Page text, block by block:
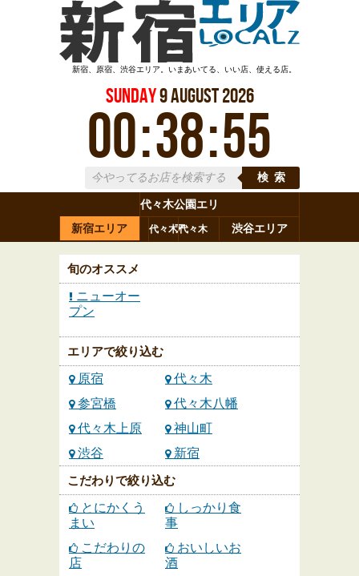
新宿、原宿、渋谷エリア。いまあいてる、いい店、使える店。
Sunday9August2026
00:38:55
検索
新宿エリア
代々木公園エリ
ア
渋谷エリア
原宿 代々木参宮橋
代々木
八幡
代々木
上原 神山町 渋谷 新宿
旬のオススメ
ニューオー
プン
エリアで絞り込む
原宿
代々木
参宮橋
代々木八幡
代々木上原
神山町
渋谷
新宿
こだわりで絞り込む
とにかくう
まい
しっかり食
事
こだわりの
店
おいしいお
酒